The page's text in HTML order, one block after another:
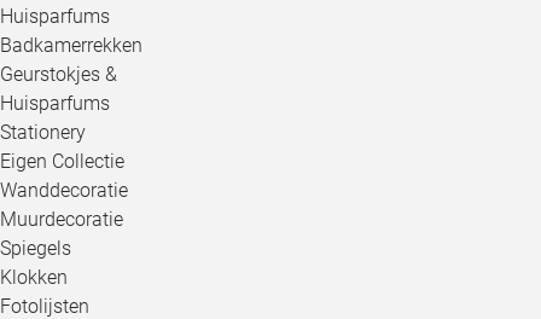
Huisparfums
Badkamerrekken
Geurstokjes &
Huisparfums
Stationery
Eigen Collectie
Wanddecoratie
Muurdecoratie
Spiegels
Klokken
Fotolijsten